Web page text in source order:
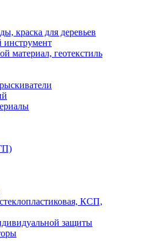
краска для деревьев
инструмент
материал, геотекстиль
КСП,
защиты